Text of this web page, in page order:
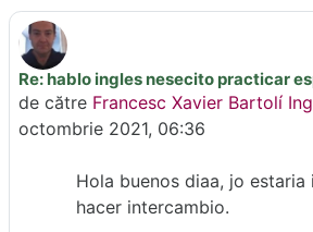
Re: hablo ingles nesecito practicar
de către Francesc Xavier Bartolí
octombrie 2021, 06:36
Număr de răspunsuri: 0
Hola buenos diaa, jo estaria
hacer intercambio.